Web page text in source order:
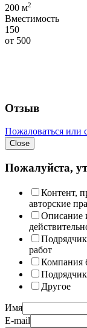
200 м2
Вместимость
150
от 500
Отзыв
Пожаловаться или
Close
Пожалуйста,
Контент,
авторские
Описание
работ
Компания
Другое
Имя
E-mail